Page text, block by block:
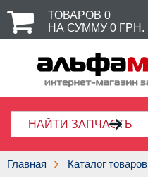
ТОВАРОВ 0
НА СУММУ 0 ГРН.
Главная Каталог товаров